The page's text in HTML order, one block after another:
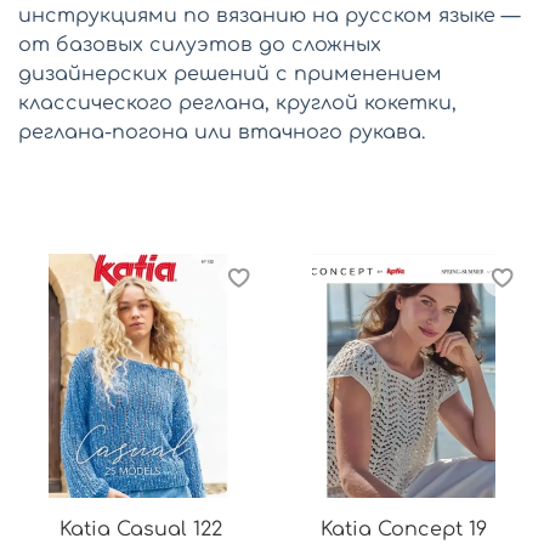
инструкциями по вязанию на русском языке —
от базовых силуэтов до сложных
дизайнерских решений с применением
классического реглана, круглой кокетки,
реглана-погона или втачного рукава.
Katia Casual 122 Katia Concept 19